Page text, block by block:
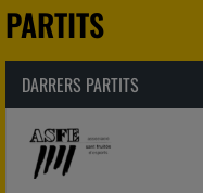
PARTITS
DARRERS PARTITS